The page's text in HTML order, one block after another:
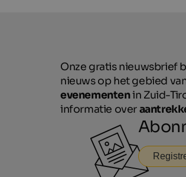
Onze gratis nieuwsbrief
nieuws op het gebied
evenementenin Zuid-
informatie over